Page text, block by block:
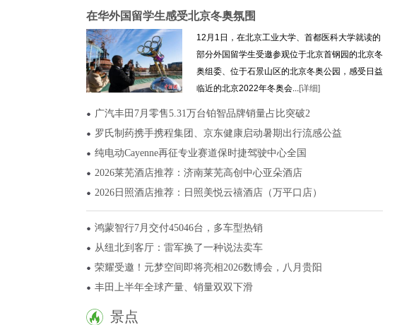
在华外国留学生感受北京冬奥氛围
12月1日，在北京工业大学、首都医科大学就读的
部分外国留学生受邀参观位于北京首钢园的北京冬
奥组委、位于石景山区的北京冬奥公园，感受日益
临近的北京2022年冬奥会...[详细]
广汽丰田7月零售5.31万台铂智品牌销量占比突破2
罗氏制药携手携程集团、京东健康启动暑期出行流感公益
纯电动Cayenne再征专业赛道保时捷驾驶中心全国
2026莱芜酒店推荐：济南莱芜高创中心亚朵酒店
2026日照酒店推荐：日照美悦云禧酒店（万平口店）
鸿蒙智行7月交付45046台，多车型热销
从纽北到客厅：雷军换了一种说法卖车
荣耀受邀！元梦空间即将亮相2026数博会，八月贵阳
丰田上半年全球产量、销量双双下滑
景点